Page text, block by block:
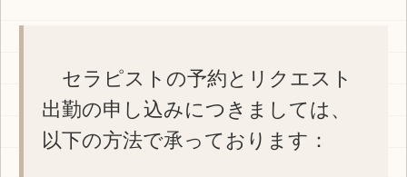
セラピストの予約とリクエスト
出勤の申し込みにつきましては、
以下の方法で承っております：